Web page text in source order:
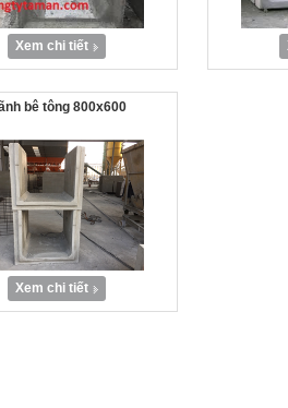
Xem chi tiết
bê tông 800x600
Xem chi tiết